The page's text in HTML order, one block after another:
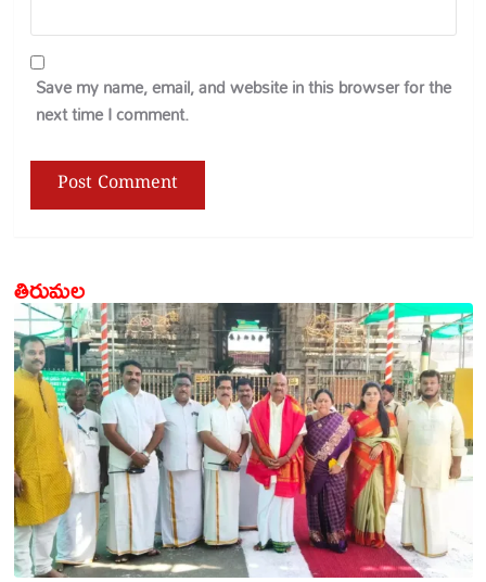
Save my name, email, and website in this browser for the
next time I comment.
తిరుమల